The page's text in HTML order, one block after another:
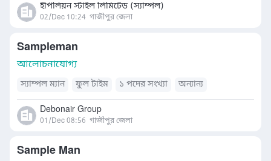
ইপিলিয়ন স্টাইল লিমিটেড (স্যাম্পল)
02/Dec 10:24 গাজীপুর জেলা
Sampleman
আলোচনাযোগ্য
স্যাম্পল ম্যান ফুল টাইম ১ পদের সংখ্যা অন্যান্য
Debonair Group
01/Dec 08:56 গাজীপুর জেলা
Sample Man